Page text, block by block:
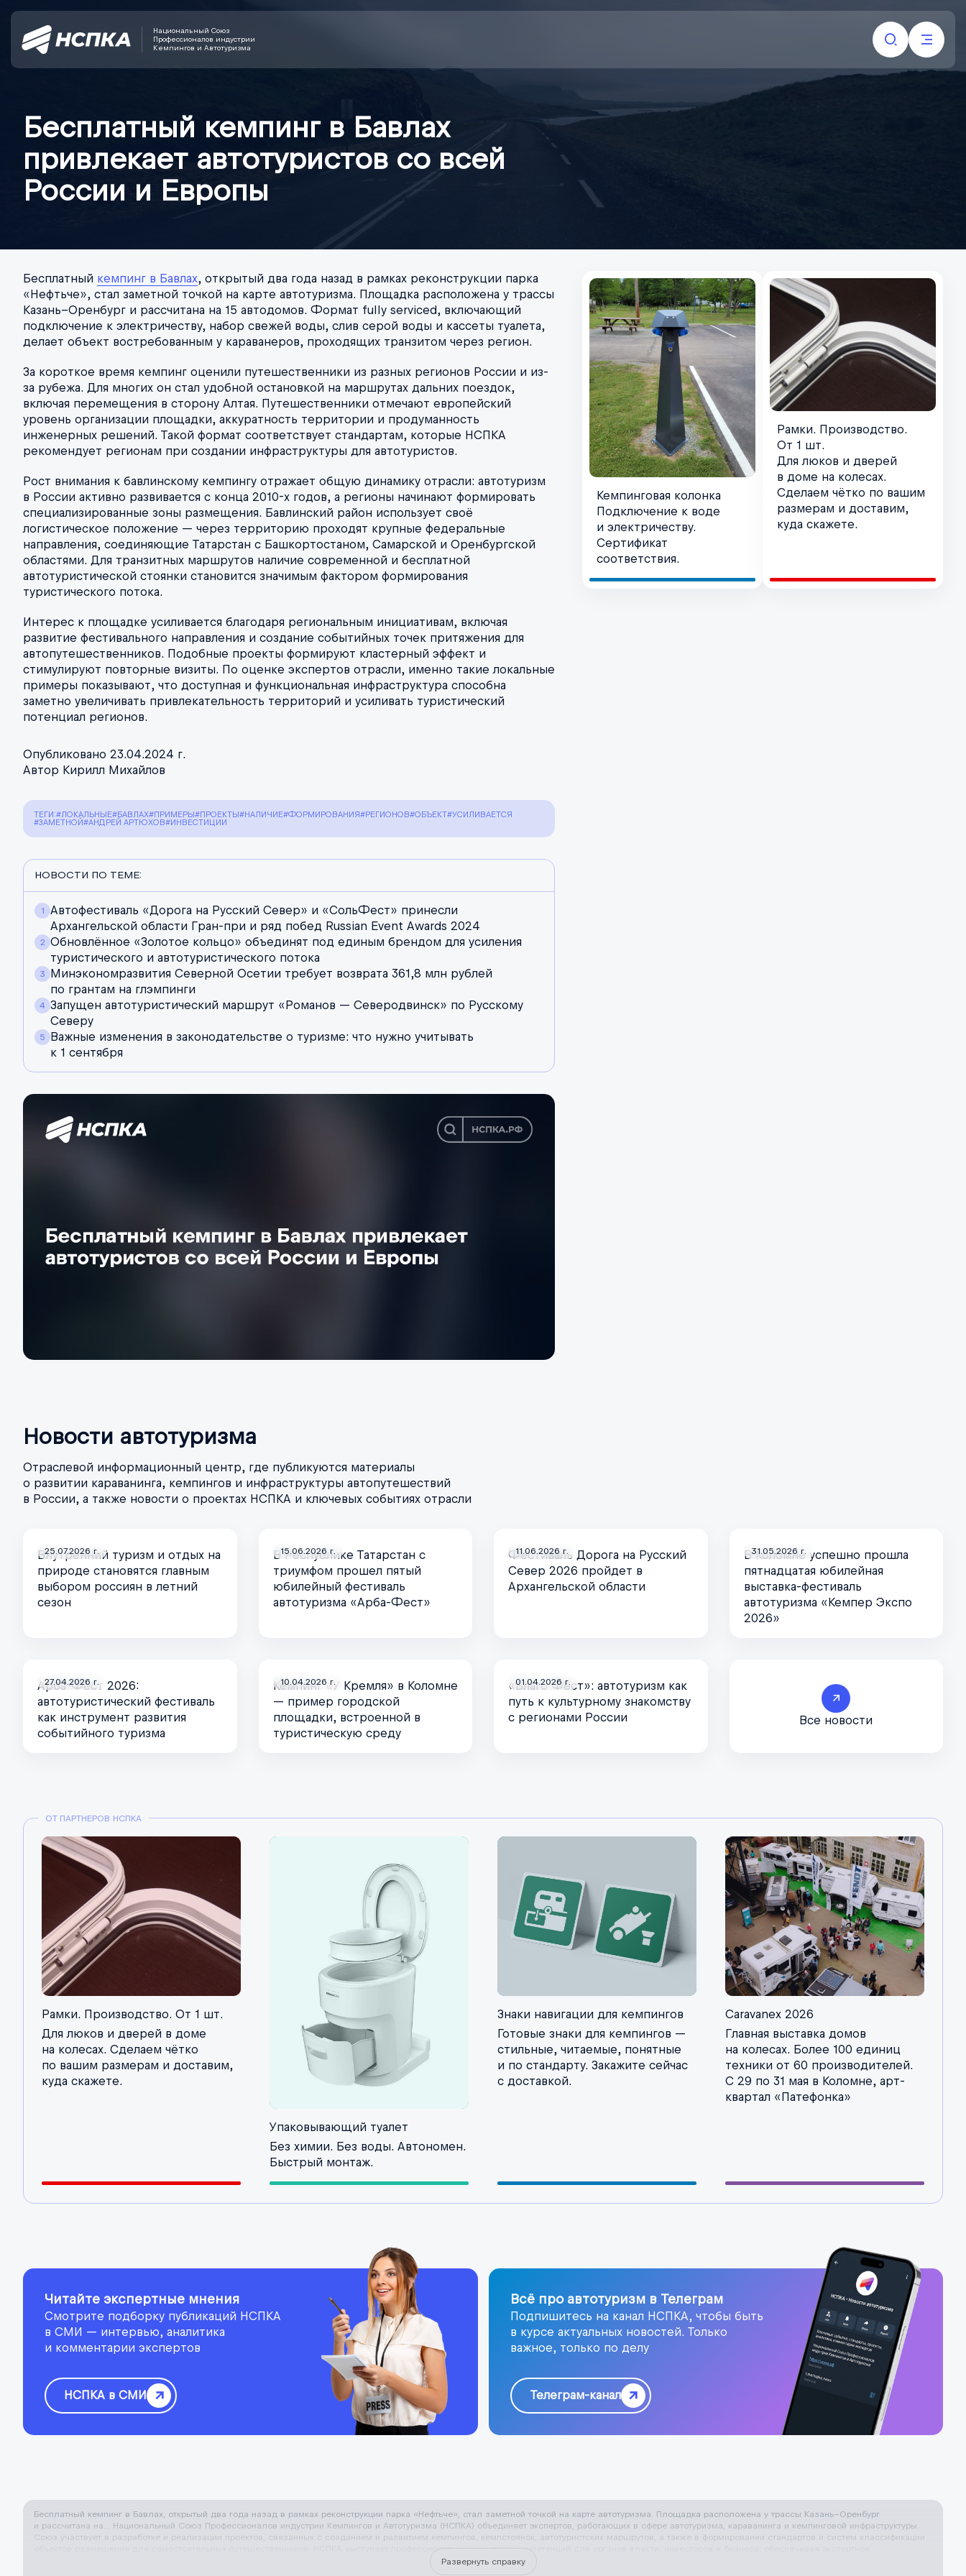
Национальный Союз
Профессионалов индустрии
Кемпингов и Автотуризма
Бесплатный кемпинг в Бавлах
привлекает автотуристов со всей
России и Европы
Бесплатный кемпинг в Бавлах, открытый два года назад в рамках реконструкции парка
«Нефтьче», стал заметной точкой на карте автотуризма. Площадка расположена у трассы
Казань–Оренбург и рассчитана на 15 автодомов. Формат fully serviced, включающий
подключение к электричеству, набор свежей воды, слив серой воды и кассеты туалета,
делает объект востребованным у караванеров, проходящих транзитом через регион.
За короткое время кемпинг оценили путешественники из разных регионов России и из-
за рубежа. Для многих он стал удобной остановкой на маршрутах дальних поездок,
включая перемещения в сторону Алтая. Путешественники отмечают европейский
уровень организации площадки, аккуратность территории и продуманность
инженерных решений. Такой формат соответствует стандартам, которые НСПКА
рекомендует регионам при создании инфраструктуры для автотуристов.
Рост внимания к бавлинскому кемпингу отражает общую динамику отрасли: автотуризм
в России активно развивается с конца 2010-х годов, а регионы начинают формировать
специализированные зоны размещения. Бавлинский район использует своё
логистическое положение — через территорию проходят крупные федеральные
направления, соединяющие Татарстан с Башкортостаном, Самарской и Оренбургской
областями. Для транзитных маршрутов наличие современной и бесплатной
автотуристической стоянки становится значимым фактором формирования
туристического потока.
Интерес к площадке усиливается благодаря региональным инициативам, включая
развитие фестивального направления и создание событийных точек притяжения для
автопутешественников. Подобные проекты формируют кластерный эффект и
стимулируют повторные визиты. По оценке экспертов отрасли, именно такие локальные
примеры показывают, что доступная и функциональная инфраструктура способна
заметно увеличивать привлекательность территорий и усиливать туристический
потенциал регионов.
Опубликовано 23.04.2024 г.
Автор Кирилл Михайлов
ТЕГИ:#ЛОКАЛЬНЫЕ#БАВЛАХ#ПРИМЕРЫ#ПРОЕКТЫ#НАЛИЧИЕ#ФОРМИРОВАНИЯ#РЕГИОНОВ#ОБЪЕКТ#УСИЛИВАЕТСЯ
#ЗАМЕТНОЙ#АНДРЕЙ АРТЮХОВ#ИНВЕСТИЦИИ
НОВОСТИ ПО ТЕМЕ:
Автофестиваль «Дорога на Русский Север» и «СольФест» принесли
Архангельской области Гран-при и ряд побед Russian Event Awards 2024
Обновлённое «Золотое кольцо» объединят под единым брендом для усиления
туристического и автотуристического потока
Минэкономразвития Северной Осетии требует возврата 361,8 млн рублей
по грантам на глэмпинги
Запущен автотуристический маршрут «Романов — Северодвинск» по Русскому
Северу
Важные изменения в законодательстве о туризме: что нужно учитывать
к 1 сентября
Кемпинговая колонка
Подключение к воде
и электричеству.
Сертификат
соответствия.
Рамки. Производство.
От 1 шт.
Для люков и дверей
в доме на колесах.
Сделаем чётко по вашим
размерам и доставим,
куда скажете.
Новости автотуризма
Отраслевой информационный центр, где публикуются материалы
о развитии караванинга, кемпингов и инфраструктуры автопутешествий
в России, а также новости о проектах НСПКА и ключевых событиях отрасли
25.07.2026 г.
Внутренний туризм и отдых на
природе становятся главным
выбором россиян в летний
сезон
15.06.2026 г.
В Республике Татарстан с
триумфом прошел пятый
юбилейный фестиваль
автотуризма «Арба-Фест»
11.06.2026 г.
Фестиваль Дорога на Русский
Север 2026 пройдет в
Архангельской области
31.05.2026 г.
В Коломне успешно прошла
пятнадцатая юбилейная
выставка-фестиваль
автотуризма «Кемпер Экспо
2026»
27.04.2026 г.
Арба-Фест 2026:
автотуристический фестиваль
как инструмент развития
событийного туризма
10.04.2026 г.
Кемпинг «У Кремля» в Коломне
— пример городской
площадки, встроенной в
туристическую среду
01.04.2026 г.
«Благо Фест»: автотуризм как
путь к культурному знакомству
с регионами России
Все новости
ОТ ПАРТНЕРОВ НСПКА
Рамки. Производство. От 1 шт.
Для люков и дверей в доме
на колесах. Сделаем чётко
по вашим размерам и доставим,
куда скажете.
Упаковывающий туалет
Без химии. Без воды. Автономен.
Быстрый монтаж.
Знаки навигации для кемпингов
Готовые знаки для кемпингов —
стильные, читаемые, понятные
и по стандарту. Закажите сейчас
с доставкой.
Caravanex 2026
Главная выставка домов
на колесах. Более 100 единиц
техники от 60 производителей.
С 29 по 31 мая в Коломне, арт-
квартал «Патефонка»
Читайте экспертные мнения
Смотрите подборку публикаций НСПКА
в СМИ — интервью, аналитика
и комментарии экспертов
НСПКА в СМИ
Всё про автотуризм в Телеграм
Подпишитесь на канал НСПКА, чтобы быть
в курсе актуальных новостей. Только
важное, только по делу
Телеграм-канал
Бесплатный кемпинг в Бавлах, открытый два года назад в рамках реконструкции парка «Нефтьче», стал заметной точкой на карте автотуризма. Площадка расположена у трассы Казань–Оренбург
и рассчитана на… Национальный Союз Профессионалов индустрии Кемпингов и Автотуризма (НСПКА) объединяет экспертов, работающих в сфере автотуризма, караванинга и кемпинговой инфраструктуры.
Союз участвует в разработке и реализации проектов, связанных с созданием и развитием кемпингов, кемпстоянок, автотуристских маршрутов, а также в формировании стандартов и систем классификации
сопровождение инициатив в области развития туристской среды и инфраструктуры для домов на колесах, автодомов, кемперов и караванов. Новости Союза отражают текущие проекты, партнерства
Развернуть справку